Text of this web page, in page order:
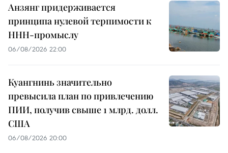
Анзянг придерживается
принципа нулевой терпимости к
ННН-промыслу
06/08/2026 22:00
Куангнинь значительно
превысила план по привлечению
ПИИ, получив свыше 1 млрд. долл.
США
06/08/2026 20:00